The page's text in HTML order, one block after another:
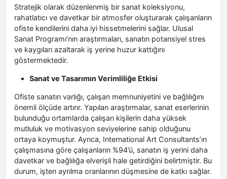
Stratejik olarak düzenlenmiş bir sanat koleksiyonu,
rahatlatıcı ve davetkar bir atmosfer oluşturarak çalışanların
ofiste kendilerini daha iyi hissetmelerini sağlar. Ulusal
Sanat Programı’nın araştırmaları, sanatın potansiyel stres
ve kaygıları azaltarak iş yerine huzur kattığını
göstermektedir.
Sanat ve Tasarımın Verimliliğe Etkisi
Ofiste sanatın varlığı, çalışan memnuniyetini ve bağlılığını
önemli ölçüde artırır. Yapılan araştırmalar, sanat eserlerinin
bulunduğu ortamlarda çalışan kişilerin daha yüksek
mutluluk ve motivasyon seviyelerine sahip olduğunu
ortaya koymuştur. Ayrıca, International Art Consultants’ın
çalışmasına göre çalışanların %94’ü, sanatın iş yerini daha
davetkar ve bağlılığa elverişli hale getirdiğini belirtmiştir. Bu
durum, işten ayrılma oranlarının düşmesine de katkı sağlar.